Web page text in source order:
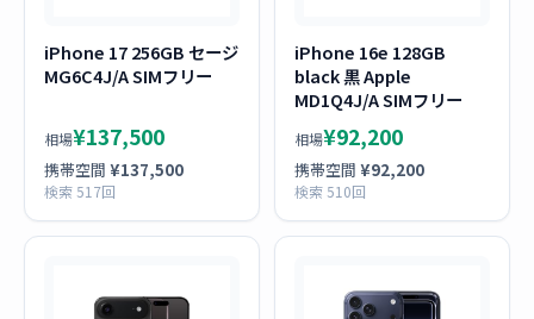
iPhone 17 256GB セージ
MG6C4J/A SIMフリー
相場¥137,500
携帯空間 ¥137,500
検索 517回
iPhone 16e 128GB
black 黒 Apple
MD1Q4J/A SIMフリー
相場¥92,200
携帯空間 ¥92,200
検索 510回